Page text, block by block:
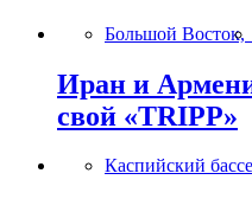
Большой Восток,
Иран и
свой «TRIPP»
Каспийский